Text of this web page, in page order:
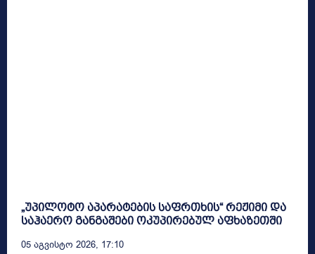
„უპილოტო აპარატების საფრთხის“ რეჟიმი და
საჰაერო განგაშები ოკუპირებულ აფხაზეთში
05 Აგვისტო 2026, 17:10